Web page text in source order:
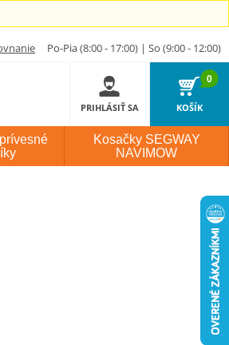
Po-Pia (8:00 - 17:00) | So (9:00 - 12:00)
PRIHLÁSIŤ SA
0
KOŠÍK
Kosačky SEGWAY
NAVIMOW